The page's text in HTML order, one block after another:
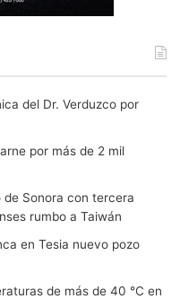
del Dr. Verduzco por
por más de 2 mil
Sonora con tercera
rumbo a Taiwán
en Tesia nuevo pozo
de más de 40 °C en